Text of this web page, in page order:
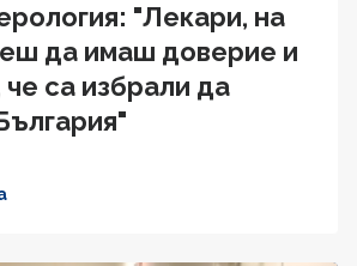
"Лекари, на
да имаш доверие и
са избрали да